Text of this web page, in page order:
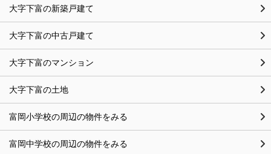
大字下富の新築戸建て
大字下富の中古戸建て
大字下富のマンション
大字下富の土地
富岡小学校の周辺の物件をみる
富岡中学校の周辺の物件をみる